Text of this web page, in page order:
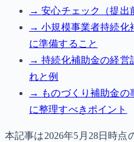
→安心チェック（提出
→小規模事業者持続化
に準備すること
→持続化補助金の経営
れと例
→ ものづくり補助金
に整理すべきポイント
本記事は2026年5月28日時点